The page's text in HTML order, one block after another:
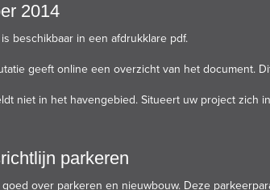
2014
beschikbaar in een afdrukklare pdf.
geeft online een overzicht van het document.
niet in het havengebied. Situeert uw project zich
parkeren
over parkeren en nieuwbouw. Deze